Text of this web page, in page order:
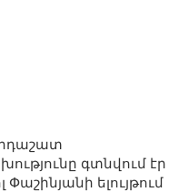
գտնվում էր
ելույթում